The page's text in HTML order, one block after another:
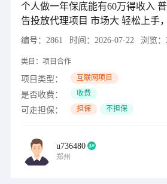
个人做一年保底能有60万得收入
告投放代理项目 市场大 轻松上手
编号： 2861 时间： 2026-07-22 浏览：
类目： 项目合作
项目类型： 互联网项目
是否收费： 收费
可走担保： 担保 不担保
u736480
郑州